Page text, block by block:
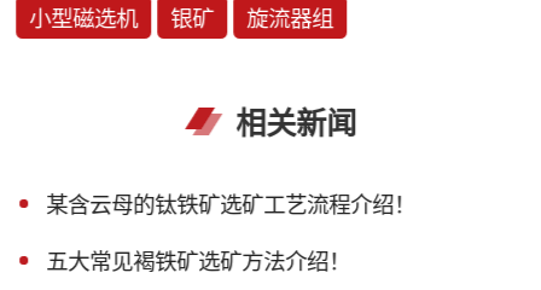
小型磁选机 银矿 旋流器组
相关新闻
某含云母的钛铁矿选矿工艺流程介绍！
五大常见褐铁矿选矿方法介绍！